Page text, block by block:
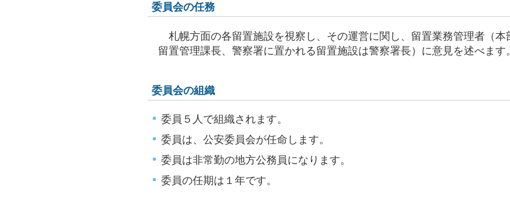
委員会の任務
札幌方面の各留置施設を視察し、その運営に関し、留置業務管理者（本
留置管理課長、警察署に置かれる留置施設は警察署長）に意見を述べます。
委員会の組織
委員５人で組織されます。
委員は、公安委員会が任命します。
委員は非常勤の地方公務員になります。
委員の任期は１年です。